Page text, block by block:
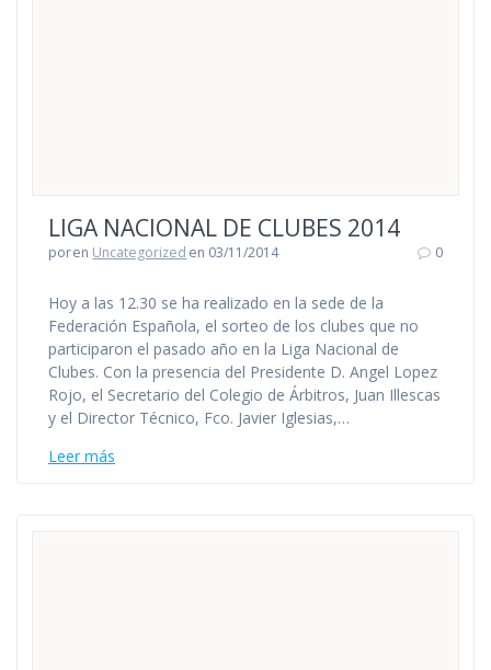
LIGA NACIONAL DE CLUBES 2014
poren Uncategorized en 03/11/2014 0
Hoy a las 12.30 se ha realizado en la sede de la
Federación Española, el sorteo de los clubes que no
participaron el pasado año en la Liga Nacional de
Clubes. Con la presencia del Presidente D. Angel Lopez
Rojo, el Secretario del Colegio de Árbitros, Juan Illescas
y el Director Técnico, Fco. Javier Iglesias,…
Leer más